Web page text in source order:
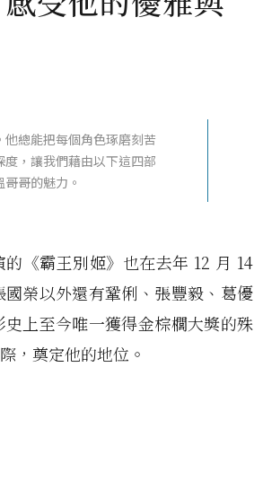
總能把每個角色琢磨刻苦
，讓我們藉由以下這四部
哥的魅力。
《霸王別姬》也在去年 12 月 14
榮以外還有鞏俐、張豐毅、葛優
上至今唯一獲得金棕櫚大獎的殊
，奠定他的地位。